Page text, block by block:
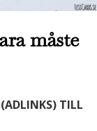
måste
TILL